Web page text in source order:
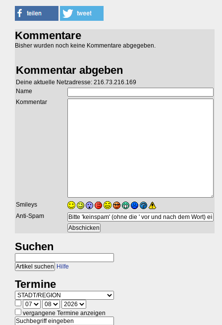
Kommentare
Bisher wurden noch keine Kommentare abgegeben.
Kommentar abgeben
Deine aktuelle Netzadresse: 216.73.216.169
Name
Kommentar
Smileys
Anti-Spam
Suchen
Hilfe
Termine
vergangene Termine anzeigen